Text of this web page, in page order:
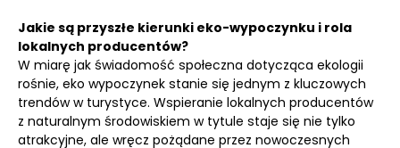
Jakie są przyszłe kierunki eko-wypoczynku i rola
lokalnych producentów?
W miarę jak świadomość społeczna dotycząca ekologii
rośnie, eko wypoczynek stanie się jednym z kluczowych
trendów w turystyce. Wspieranie lokalnych producentów
z naturalnym środowiskiem w tytule staje się nie tylko
atrakcyjne, ale wręcz pożądane przez nowoczesnych